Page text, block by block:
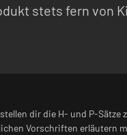
stets fern von
dir die H- und P-Sätze
Vorschriften erläutern